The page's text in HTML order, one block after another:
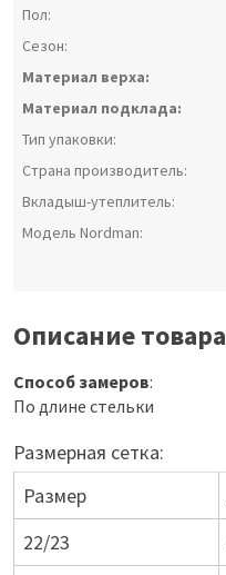
Пол:
Сезон:
Материал верха:
Материал подклада:
Тип упаковки:
Страна производитель:
Вкладыш-утеплитель:
Модель Nordman:
Описание товара
Способ замеров:
По длине стельки
Размерная сетка:
Размер
22/23